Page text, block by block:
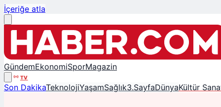
İçeriğe atla
GündemEkonomiSporMagazin
TV
Son DakikaTeknolojiYaşamSağlık3.SayfaDünyaKültür